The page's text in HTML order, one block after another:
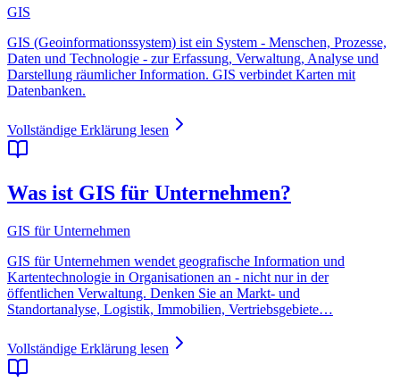
GIS
GIS (Geoinformationssystem) ist ein System - Menschen, Prozesse,
Daten und Technologie - zur Erfassung, Verwaltung, Analyse und
Darstellung räumlicher Information. GIS verbindet Karten mit
Datenbanken.
Vollständige Erklärung lesen
Was ist GIS für Unternehmen?
GIS für Unternehmen
GIS für Unternehmen wendet geografische Information und
Kartentechnologie in Organisationen an - nicht nur in der
öffentlichen Verwaltung. Denken Sie an Markt- und
Standortanalyse, Logistik, Immobilien, Vertriebsgebiete…
Vollständige Erklärung lesen